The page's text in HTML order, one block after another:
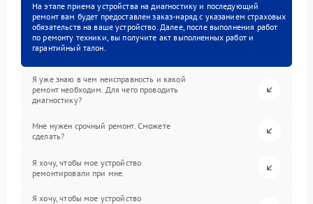
На этапе приема устройства на диагностику и последующий
ремонт вам будет предоставлен заказ-наряд с указанием страховых
обязательств на ваше устройство. Далее, после выполнения работ
по ремонту техники, вы получите акт выполненных работ и
гарантийный талон.
Я уже знаю в чем неисправность и какой
ремонт необходим. Для чего проводить
диагностику?
Мне нужен срочный ремонт. Сможете
сделать?
Я хочу, чтобы мое устройство
ремонтировали при мне.
Я хочу, чтобы мое устройство